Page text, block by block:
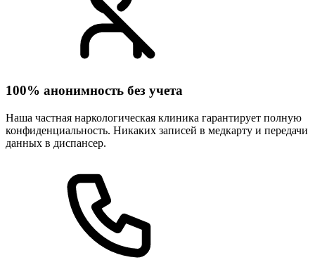
100% анонимность без учета
Наша частная наркологическая клиника гарантирует полную
конфиденциальность. Никаких записей в медкарту и передачи
данных в диспансер.